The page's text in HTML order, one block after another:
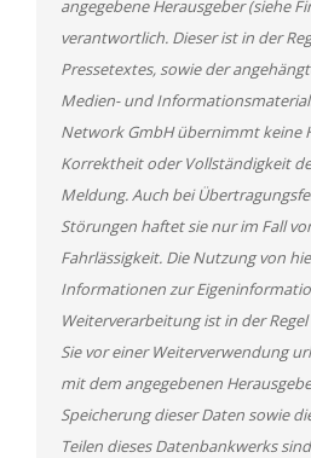
angegebene Herausgeber (siehe
verantwortlich. Dieser ist in der
Pressetextes, sowie der
Medien- und
Network GmbH übernimmt keine
Korrektheit oder Vollständigkeit
Meldung. Auch bei
Störungen haftet sie nur im Fall
Fahrlässigkeit. Die Nutzung von
Informationen zur
Weiterverarbeitung ist in der
Sie vor einer Weiterverwendung
mit dem angegebenen
Speicherung dieser Daten sowie
Teilen dieses Datenbankwerks